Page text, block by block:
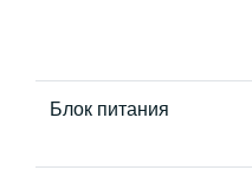
Блок питания